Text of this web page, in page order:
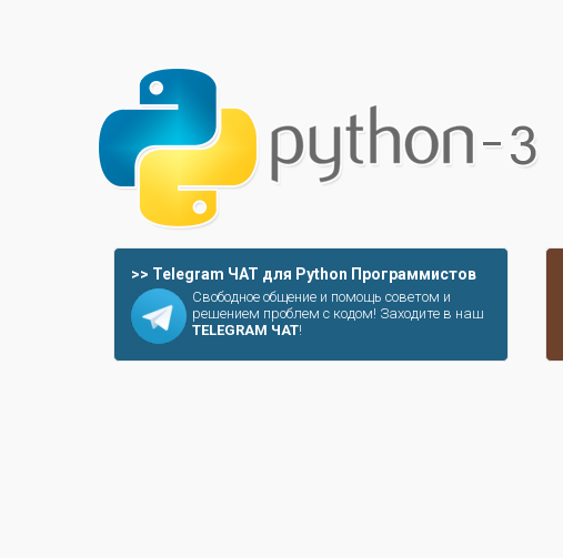
>> Telegram ЧАТ для Python Программистов
Свободное общение и помощь советом и
решением проблем с кодом! Заходите в наш
TELEGRAM ЧАТ!